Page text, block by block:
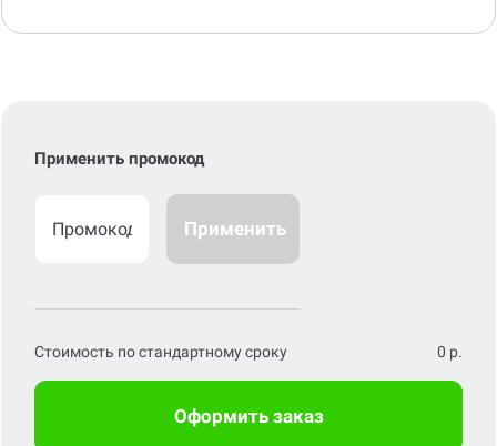
Применить промокод
Применить
Стоимость по стандартному сроку 0 р.
Оформить заказ